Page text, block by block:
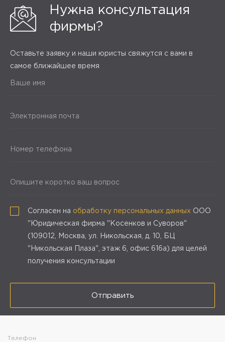
Нужна консультация
фирмы?
Оставьте заявку и наши юристы свяжутся с вами в
самое ближайшее время
Ваше имя
Электронная почта
Номер телефона
Опишите коротко ваш вопрос
Согласен на обработку персональных данных ООО
"Юридическая фирма "Косенков и Суворов"
(109012, Москва, ул. Никольская, д. 10, БЦ
"Никольская Плаза", этаж 6, офис 616а) для целей
получения консультации
Отправить
Телефон